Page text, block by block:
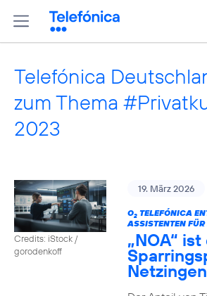
Telefónica
zum Thema
2023
Credits: iStock /
gorodenkoff
19. März 2026
O2TELEFÓNICA
ASSISTENTEN FÜR
„NOA“